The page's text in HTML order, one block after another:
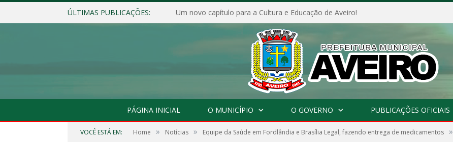
ÚLTIMAS PUBLICAÇÕES: Um novo capítulo para a Cultura e Educação de Aveiro!
PÁGINA INICIAL O MUNICÍPIO O GOVERNO PUBLICAÇÕES OFICIAIS
VOCÊ ESTÁ EM: Home » Notícias » Equipe da Saúde em Fordlândia e Brasília Legal, fazendo entrega de medicamentos »